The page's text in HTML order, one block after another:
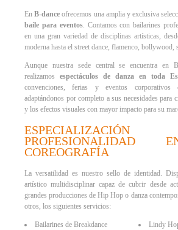
EnB-dance ofrecemos una amplia y exclusiva
baile para eventos. Contamos con bailarines
en una gran variedad de disciplinas artísticas,
moderna hasta el street dance, flamenco, bollywood,
Aunque nuestra sede central se encuentra en
realizamos espectáculos de danza en toda
convenciones, ferias y eventos corporativos
adaptándonos por completo a sus necesidades para
y los efectos visuales con mayor impacto para su
PROFESIONALIDAD
COREOGRAFÍA
La versatilidad es nuestro sello de identidad.
artístico multidisciplinar capaz de cubrir desde
grandes producciones de Hip Hop o danza
otros, los siguientes servicios:
Bailarines de Breakdance
Lindy